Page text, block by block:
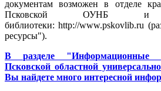
документам возможен в отделе
Псковской ОУНБ и
библиотеки: http://www.pskovlib.ru
ресурсы").
В разделе "Информационные
Псковской областной
Вы найдете много интересной